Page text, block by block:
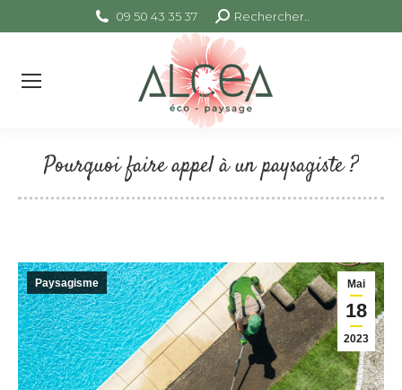
09 50 43 35 37 Search:
Rechercher..
Pourquoi faire appel à un paysagiste ?
Vous êtes ici :
Mai
18
2023
Paysagisme